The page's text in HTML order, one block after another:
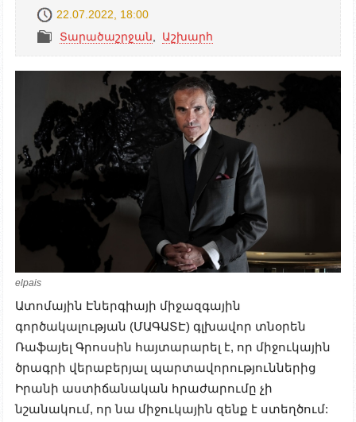
22.07.2022, 18:00
Տարածաշրջան
Աշխարհ
elpais
Ատոմային Էներգիայի միջազգային
գործակալության (ՄԱԳԱՏԷ) գլխավոր տնօրեն
Ռաֆայել Գրոսսին հայտարարել է, որ միջուկային
ծրագրի վերաբերյալ պարտավորություններից
Իրանի աստիճանական հրաժարումը չի
նշանակում, որ նա միջուկային զենք է ստեղծում: